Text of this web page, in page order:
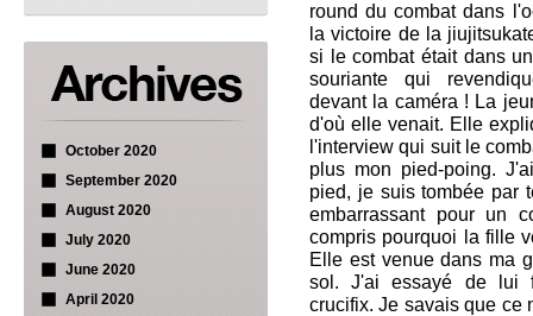
October 2020
September 2020
August 2020
July 2020
June 2020
April 2020
round du combat dans
la victoire de la
si le combat était dans
souriante qui
devant la caméra ! La
d'où elle venait. Elle
l'interview qui suit le
plus mon pied-poing.
pied, je suis tombée par
embarrassant pour un
compris pourquoi la fille
Elle est venue dans ma
sol. J'ai essayé de lui
crucifix. Je savais que ce